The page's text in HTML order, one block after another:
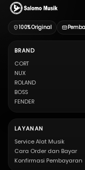
100% Original
BRAND
CORT
NUX
ROLAND
BOSS
FENDER
LAYANAN
Service Alat Musik
Cara Order dan Bayar
Konfirmasi Pembayaran